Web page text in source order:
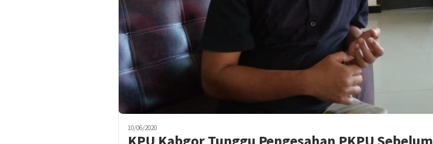
10/06/2020